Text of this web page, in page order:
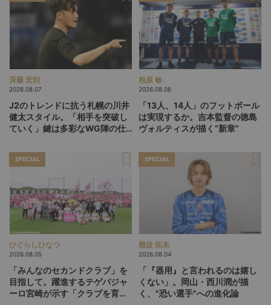
斉藤 宏則
2026.08.07
J2のトレンドに抗う札幌の川井
健太スタイル。「相手を突破し
ていく」鍵は多彩なWG陣の仕
柏原 敏
2026.08.06
「13人、14人」のフットボール
は実現するか。吉本監督の徳島
ヴォルティスが描く“新章”
SPECIAL
ひぐらしひなつ
2026.08.05
「みんなのセカンドクラブ」を
目指して。躍進するテゲバジャ
ーロ宮崎が示す「クラブを育て
SPECIAL
難波 拓未
2026.08.04
「『器用』と言われるのは嬉し
くない」。岡山・西川潤が描
く、"恐い選手"への進化論